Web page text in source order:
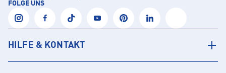
FOLGE UNS
HILFE & KONTAKT